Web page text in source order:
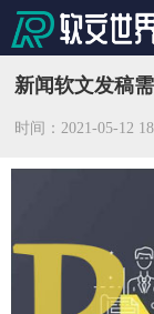
新闻软文发稿
时间：2021-05-12